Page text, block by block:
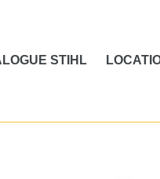
STIHL